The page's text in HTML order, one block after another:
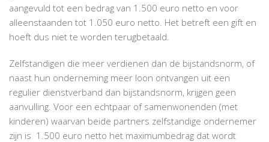
aangevuld tot een bedrag van 1.500 euro netto en voor
alleenstaanden tot 1.050 euro netto. Het betreft een gift en
hoeft dus niet te worden terugbetaald.
Zelfstandigen die meer verdienen dan de bijstandsnorm, of
naast hun onderneming meer loon ontvangen uit een
regulier dienstverband dan bijstandsnorm, krijgen geen
aanvulling. Voor een echtpaar of samenwonenden (met
kinderen) waarvan beide partners zelfstandige ondernemer
zijn is 1.500 euro netto het maximumbedrag dat wordt